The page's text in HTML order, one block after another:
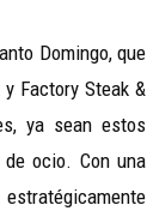
Domingo, que
Factory Steak &
ya sean estos
ocio. Con una